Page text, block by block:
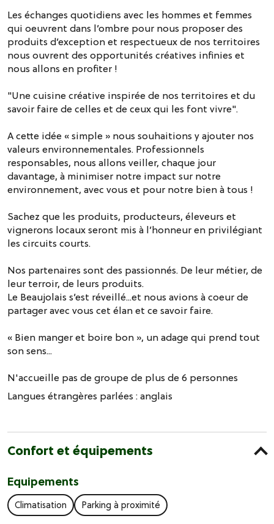
Les échanges quotidiens avec les hommes et femmes
qui oeuvrent dans l’ombre pour nous proposer des
produits d’exception et respectueux de nos territoires
nous ouvrent des opportunités créatives infinies et
nous allons en profiter !
"Une cuisine créative inspirée de nos territoires et du
savoir faire de celles et de ceux qui les font vivre".
A cette idée « simple » nous souhaitions y ajouter nos
valeurs environnementales. Professionnels
responsables, nous allons veiller, chaque jour
davantage, à minimiser notre impact sur notre
environnement, avec vous et pour notre bien à tous !
Sachez que les produits, producteurs, éleveurs et
vignerons locaux seront mis à l’honneur en privilégiant
les circuits courts.
Nos partenaires sont des passionnés. De leur métier, de
leur terroir, de leurs produits.
Le Beaujolais s’est réveillé...et nous avions à coeur de
partager avec vous cet élan et ce savoir faire.
« Bien manger et boire bon », un adage qui prend tout
son sens...
N'accueille pas de groupe de plus de 6 personnes
Langues étrangères parlées :anglais
Confort et équipements
Equipements
Climatisation Parking à proximité